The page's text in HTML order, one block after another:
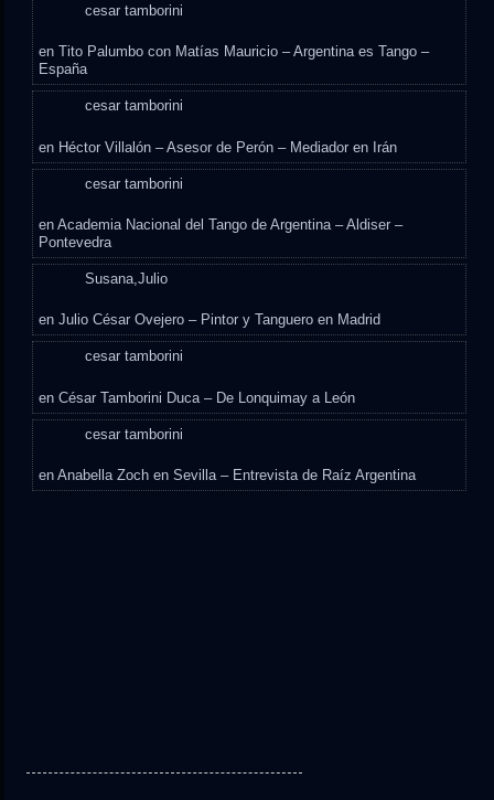
cesar tamborini
enTito Palumbo con Matías Mauricio – Argentina es Tango –
España
cesar tamborini
en Héctor Villalón – Asesor de Perón – Mediador en Irán
cesar tamborini
enAcademia Nacional del Tango de Argentina – Aldiser –
Pontevedra
Susana,Julio
enJulio César Ovejero – Pintor y Tanguero en Madrid
cesar tamborini
enCésar Tamborini Duca – De Lonquimay a León
cesar tamborini
enAnabella Zoch en Sevilla – Entrevista de Raíz Argentina